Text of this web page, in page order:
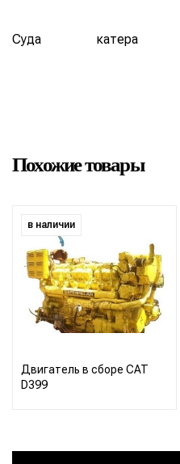
Суда катера
Похожие товары
в наличии
Двигатель в сборе CAT
D399